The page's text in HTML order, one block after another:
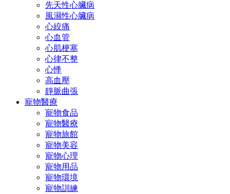
先天性心臟病
風濕性心臟病
心絞痛
心血管
心肌梗塞
心律不整
心悸
高血壓
靜脈曲張
寵物醫療
寵物食品
寵物醫療
寵物旅館
寵物美容
寵物心理
寵物用品
寵物環境
寵物訓練